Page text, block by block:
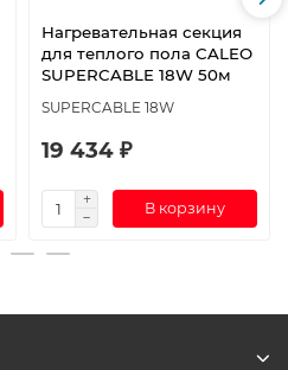
Нагревательная секция
для теплого пола CALEO
SUPERCABLE 18W 50м
SUPERCABLE 18W
19 434 ₽
В корзину